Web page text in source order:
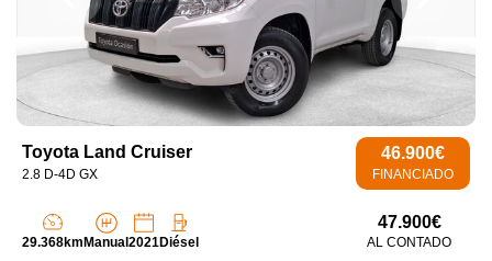
Toyota Land Cruiser
2.8 D-4D GX
46.900€
FINANCIADO
29.368kmManual2021Diésel
47.900€
AL CONTADO